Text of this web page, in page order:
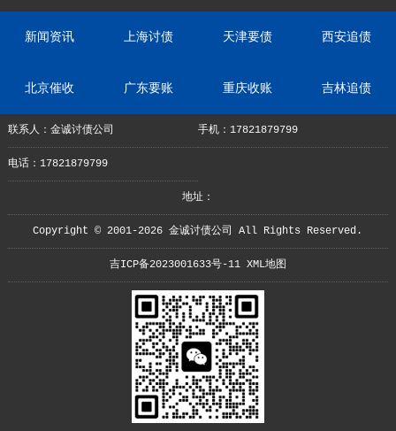
新闻资讯 上海讨债 天津要债 西安追债
北京催收 广东要账 重庆收账 吉林追债
联系人：金诚讨债公司 手机：17821879799
电话：17821879799
地址：
Copyright © 2001-2026 金诚讨债公司 All Rights Reserved.
吉ICP备2023001633号-11 XML地图